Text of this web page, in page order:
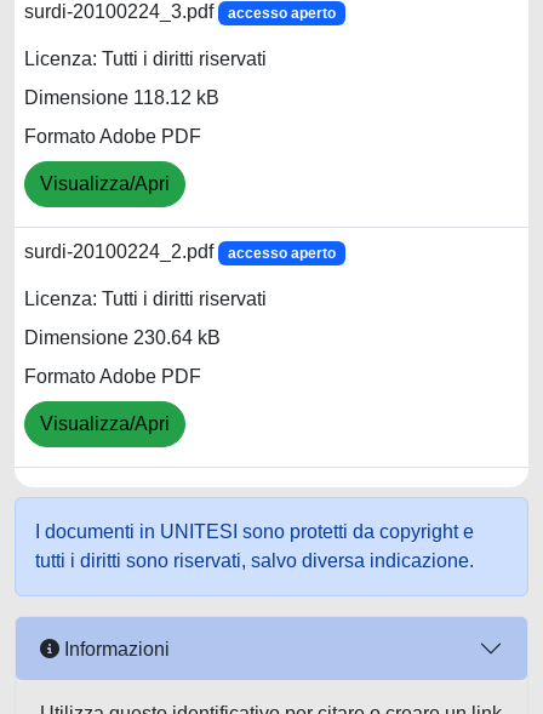
surdi-20100224_3.pdf accesso aperto
Licenza: Tutti i diritti riservati
Dimensione 118.12 kB
Formato Adobe PDF
Visualizza/Apri
surdi-20100224_2.pdf accesso aperto
Licenza: Tutti i diritti riservati
Dimensione 230.64 kB
Formato Adobe PDF
Visualizza/Apri
I documenti in UNITESI sono protetti da copyright e
tutti i diritti sono riservati, salvo diversa indicazione.
Informazioni